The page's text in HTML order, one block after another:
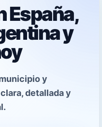
España,
y
y
detallada y